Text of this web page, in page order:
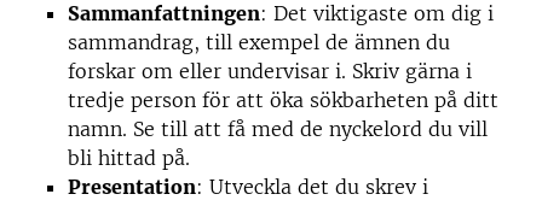
Sammanfattningen: Det viktigaste om dig i
sammandrag, till exempel de ämnen du
forskar om eller undervisar i. Skriv gärna i
tredje person för att öka sökbarheten på ditt
namn. Se till att få med de nyckelord du vill
bli hittad på.
Presentation: Utveckla det du skrev i